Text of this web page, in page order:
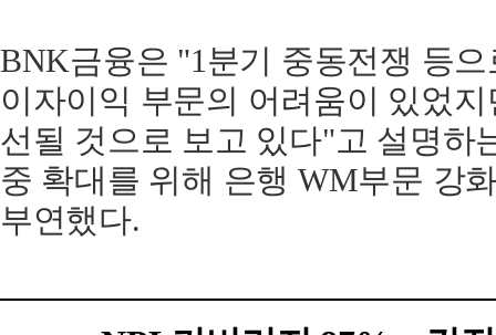
BNK금융은 "1분기 중동전쟁 등
이자이익 부문의 어려움이 있었
선될 것으로 보고 있다"고 설명하
중 확대를 위해 은행 WM부문 강
부연했다.